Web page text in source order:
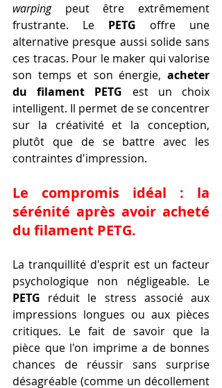
warping peut être extrêmement
frustrante. Le PETG offre une
alternative presque aussi solide sans
ces tracas. Pour le maker qui valorise
son temps et son énergie, acheter
du filament PETG est un choix
intelligent. Il permet de se concentrer
sur la créativité et la conception,
plutôt que de se battre avec les
contraintes d'impression.
Le compromis idéal : la
sérénité après avoir acheté
du filament PETG.
La tranquillité d'esprit est un facteur
PETG réduit le stress associé aux
impressions longues ou aux pièces
critiques. Le fait de savoir que la
pièce que l'on imprime a de bonnes
chances de réussir sans surprise
désagréable (comme un décollement